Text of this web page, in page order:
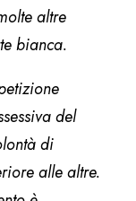
altre
bianca.
del
di
alle altre.